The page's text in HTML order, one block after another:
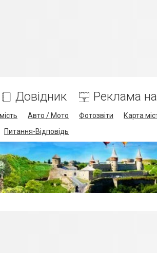
Довідник Реклама на
Авто / Мото Фотозвіти Карта
Питання-Відповідь